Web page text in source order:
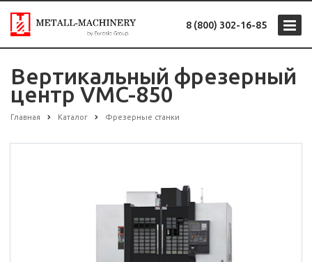
8 (800) 302-16-85
Вертикальный фрезерный
центр VMC-850
Главная Каталог Фрезерные станки